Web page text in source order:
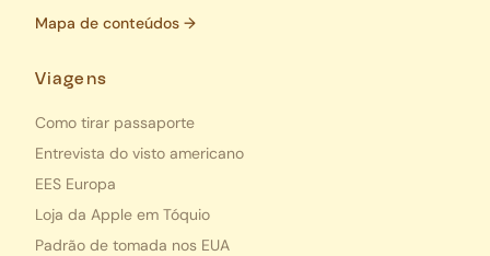
Mapa de conteúdos →
Viagens
Como tirar passaporte
Entrevista do visto americano
EES Europa
Loja da Apple em Tóquio
Padrão de tomada nos EUA